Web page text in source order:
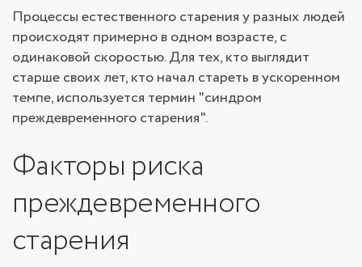
Процессы естественного старения у разных людей
происходят примерно в одном возрасте, с
одинаковой скоростью. Для тех, кто выглядит
старше своих лет, кто начал стареть в ускоренном
темпе, используется термин "синдром
преждевременного старения".
Факторы риска
преждевременного
старения